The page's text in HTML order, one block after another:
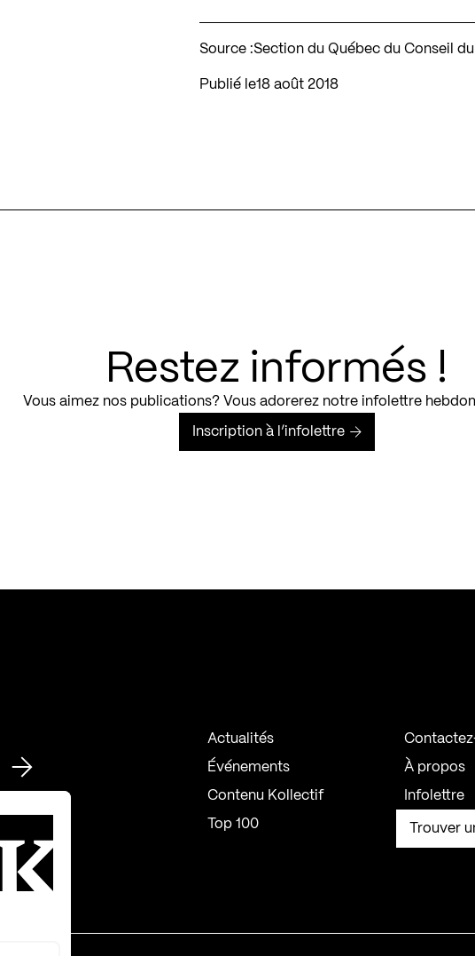
Source :Section du Québec du Conseil
Publié le 18 août 2018
Restez informés !
Vous aimez nos publications? Vous adorerez notre infolettre
Inscription à l’infolettre
Actualités
Événements
Contenu Kollectif
Top 100
À propos
Infolettre
Trouver